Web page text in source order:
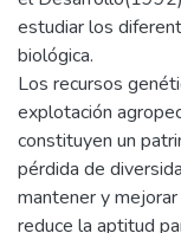
estudiar los
biológica.
Los recursos
explotación
constituyen un
pérdida de
mantener y
reduce la aptitud